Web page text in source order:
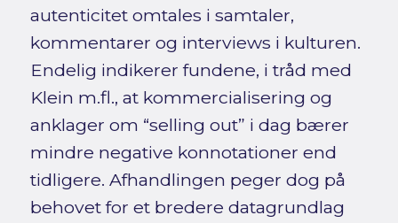
autenticitet omtales i samtaler,
kommentarer og interviews i kulturen.
Endelig indikerer fundene, i tråd med
Klein m.fl., at kommercialisering og
anklager om “selling out” i dag bærer
mindre negative konnotationer end
tidligere. Afhandlingen peger dog på
behovet for et bredere datagrundlag